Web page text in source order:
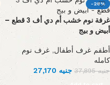
-28%
غرفة نوم خشب أم دي أف 3 قطع –
أبيض و بيج
أطقم غرف أطفال, غرف نوم
كامله
جنيه37,895 جنيه